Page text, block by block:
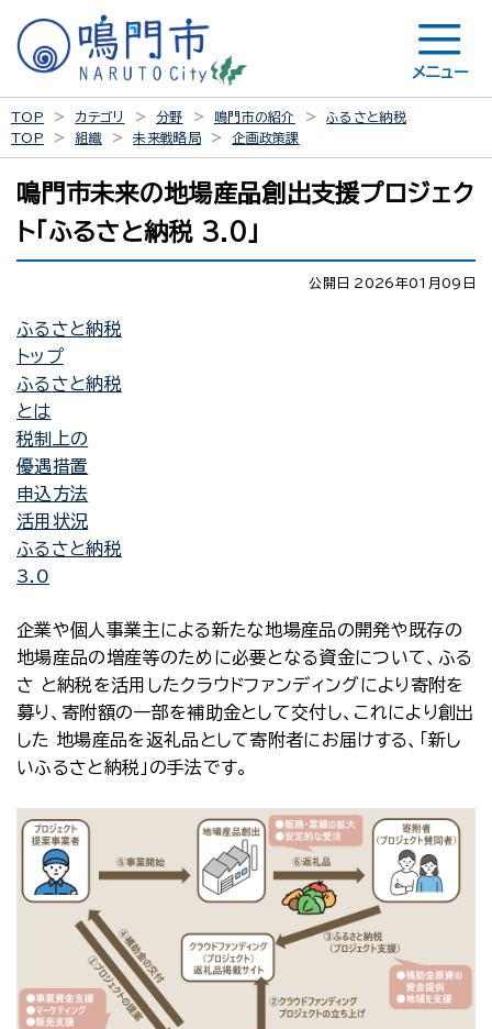
メニュー
TOP カテゴリ 分野 鳴門市の紹介
ふるさと納税
TOP
組織 未来戦略局 企画政策課
鳴門市未来の地場産品創出支援プロジェク
ト「ふるさと納税 3.0」
公開日 2026年01月09日
ふるさと納税
トップ
ふるさと納税
とは
税制上の
優遇措置
申込方法
活用状況
ふるさと納税
3.0
企業や個人事業主による新たな地場産品の開発や既存の
地場産品の増産等のために必要となる資金について、ふる
さ と納税を活用したクラウドファンディングにより寄附を
募り、寄附額の一部を補助金として交付し、これにより創出
した 地場産品を返礼品として寄附者にお届けする、「新し
いふるさと納税」の手法です。